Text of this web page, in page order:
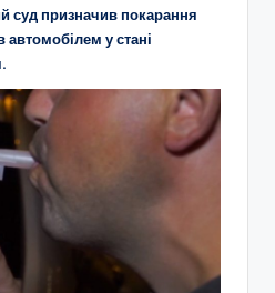
суд призначив покарання
у стані